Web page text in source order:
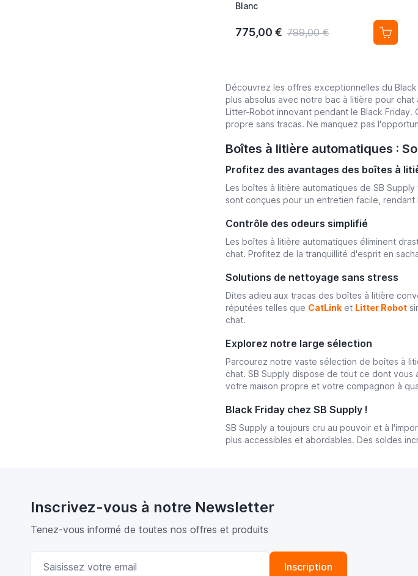
Blanc
775,00 € 799,00 €
Découvrez les offres exceptionnelles du
plus absolus avec notre bac à litière pour
Litter-Robot innovant pendant le Black
propre sans tracas. Ne manquez pas
Boîtes à litière automatiques :
Profitez des avantages des boîtes à
Les boîtes à litière automatiques de SB
sont conçues pour un entretien facile,
Contrôle des odeurs simplifié
Les boîtes à litière automatiques éliminent
chat. Profitez de la tranquillité d'esprit en
Solutions de nettoyage sans stress
Dites adieu aux tracas des boîtes à litière
réputées telles que CatLinket Litter Robot
chat.
Explorez notre large sélection
Parcourez notre vaste sélection de boîtes à
chat. SB Supply dispose de tout ce dont
votre maison propre et votre compagnon à
Black Friday chez SB Supply !
SB Supply a toujours cru au pouvoir et à
plus accessibles et abordables. Des soldes
Inscrivez-vous à notre Newsletter
Tenez-vous informé de toutes nos offres et produits
Inscription